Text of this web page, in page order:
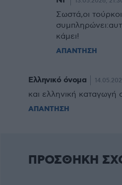
Σωστά,οι
κάμει!
ΑΠΑΝΤΗΣΗ
Ελληνικό όνομα
και ελληνική καταγωγή
ΑΠΑΝΤΗΣΗ
ΠΡΟΣΘΗΚΗ